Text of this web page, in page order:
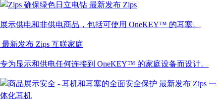
最新发布 Zips
展示供电和非供电商品，包括可使用 OneKEY™ 的耳塞。
最新发布 Zips 互联家庭
专为显示和供电任何连接到 OneKEY™ 的家庭设备而设计。
最新发布 Zips 一
体化耳机